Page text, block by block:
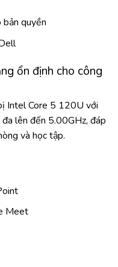
quyền
ổn định cho công
Intel Core 5 120U với
lên đến 5.00GHz, đáp
và học tập.
Meet